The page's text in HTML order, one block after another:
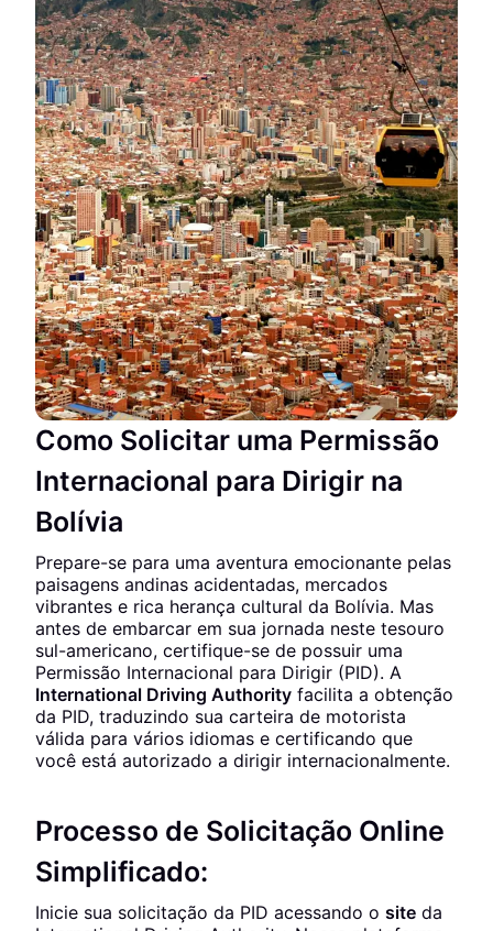
Como Solicitar uma Permissão
Internacional para Dirigir na
Bolívia
Prepare-se para uma aventura emocionante pelas
paisagens andinas acidentadas, mercados
vibrantes e rica herança cultural da Bolívia. Mas
antes de embarcar em sua jornada neste tesouro
sul-americano, certifique-se de possuir uma
Permissão Internacional para Dirigir (PID). A
International Driving Authority facilita a obtenção
da PID, traduzindo sua carteira de motorista
válida para vários idiomas e certificando que
você está autorizado a dirigir internacionalmente.
Processo de Solicitação Online
Simplificado:
Inicie sua solicitação da PID acessando o site da